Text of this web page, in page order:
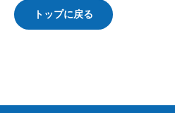
トップに戻る